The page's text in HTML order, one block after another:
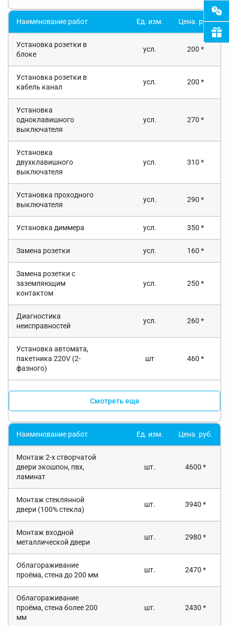
Наименование работ Ед. изм. Цена. руб.
Установка розетки в
блоке
усл. 200 *
Установка розетки в
кабель канал
усл. 200 *
Установка
одноклавишного
выключателя
усл. 270 *
Установка
двухклавишного
выключателя
усл. 310 *
Установка проходного
выключателя
усл. 290 *
Установка диммера усл. 350 *
Замена розетки усл. 160 *
Замена розетки с
заземляющим
контактом
усл. 250 *
Диагностика
неисправностей
усл. 260 *
Установка автомата,
пакетника 220V (2-
фазного)
шт 460 *
Смотреть еще
Наименование работ Ед. изм. Цена. руб.
Монтаж 2-х створчатой
двери экошпон, пвх,
ламинат
шт. 4600 *
Монтаж стеклянной
двери (100% стекла)
шт. 3940 *
Монтаж входной
металлической двери
шт. 2980 *
Облагораживание
проёма, стена до 200 мм
шт. 2470 *
Облагораживание
проёма, стена более 200
мм
шт. 2430 *